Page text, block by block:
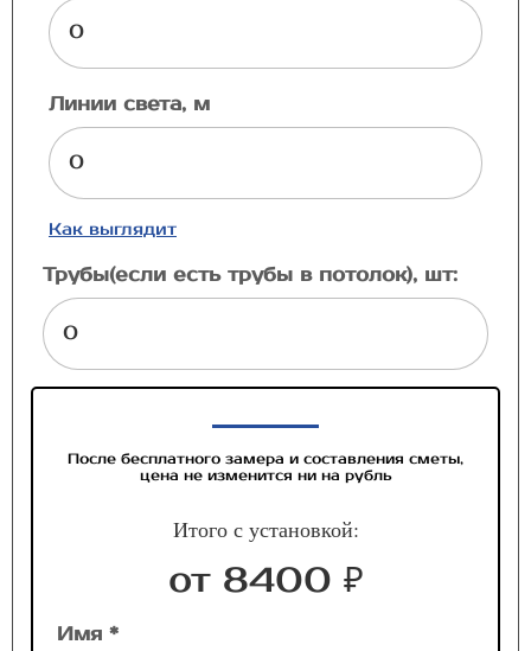
Линии света, м
Как выглядит
Трубы(если есть трубы в потолок), шт:
После бесплатного замера и составления сметы,
цена не изменится ни на рубль
Итого с установкой:
от 8400 ₽
Имя *